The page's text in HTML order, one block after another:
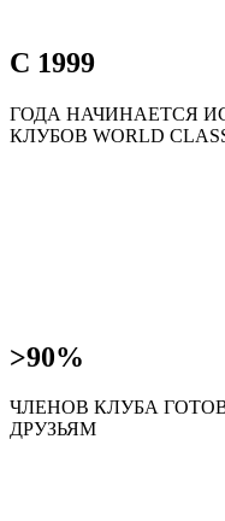
С 1999
ГОДА НАЧИНАЕТСЯ
КЛУБОВ WORLD
>90%
ЧЛЕНОВ КЛУБА
ДРУЗЬЯМ